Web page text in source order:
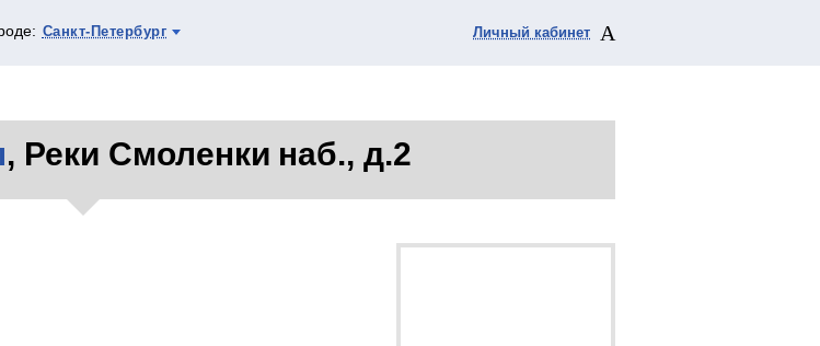
Санкт-Петербург Личный кабинет
, Реки Смоленки наб., д.2